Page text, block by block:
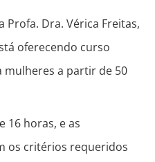
Profa. Dra. Vérica Freitas,
oferecendo curso
mulheres a partir de 50
16 horas, e as
os critérios requeridos